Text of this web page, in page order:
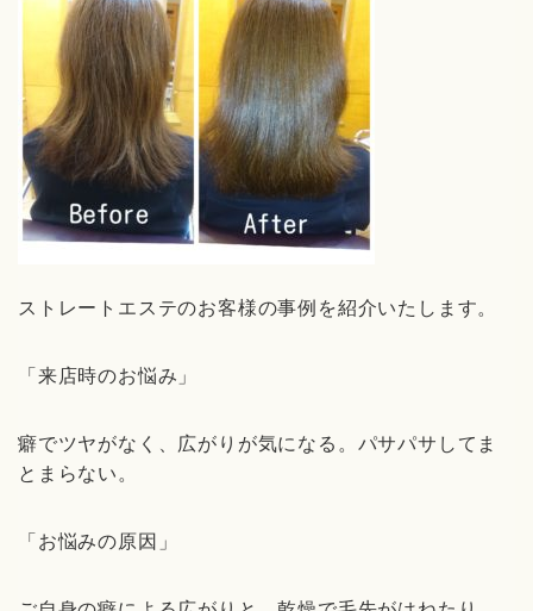
ストレートエステのお客様の事例を紹介いたします。
「来店時のお悩み」
癖でツヤがなく、広がりが気になる。パサパサしてま
とまらない。
「お悩みの原因」